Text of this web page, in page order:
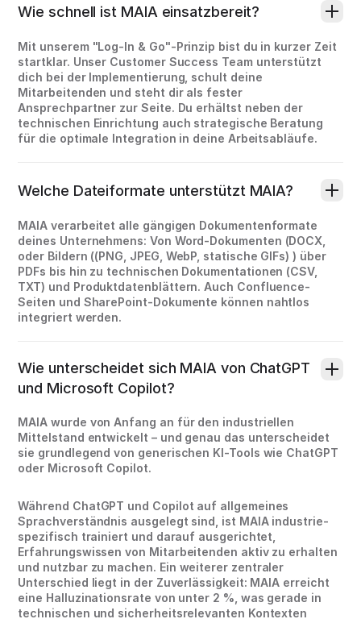
Wie schnell ist MAIA einsatzbereit?
Mit unserem "Log-In & Go"-Prinzip bist du in kurzer Zeit
startklar. Unser Customer Success Team unterstützt
dich bei der Implementierung, schult deine
Mitarbeitenden und steht dir als fester
Ansprechpartner zur Seite. Du erhältst neben der
technischen Einrichtung auch strategische Beratung
für die optimale Integration in deine Arbeitsabläufe.
Welche Dateiformate unterstützt MAIA?
MAIA verarbeitet alle gängigen Dokumentenformate
deines Unternehmens: Von Word-Dokumenten (DOCX,
oder Bildern ((PNG, JPEG, WebP, statische GIFs) ) über
PDFs bis hin zu technischen Dokumentationen (CSV,
TXT) und Produktdatenblättern. Auch Confluence-
Seiten und SharePoint-Dokumente können nahtlos
integriert werden.
Wie unterscheidet sich MAIA von ChatGPT
und Microsoft Copilot?
MAIA wurde von Anfang an für den industriellen
Mittelstand entwickelt – und genau das unterscheidet
sie grundlegend von generischen KI-Tools wie ChatGPT
oder Microsoft Copilot.
Während ChatGPT und Copilot auf allgemeines
Sprachverständnis ausgelegt sind, ist MAIA industrie-
spezifisch trainiert und darauf ausgerichtet,
Erfahrungswissen von Mitarbeitenden aktiv zu erhalten
und nutzbar zu machen. Ein weiterer zentraler
Unterschied liegt in der Zuverlässigkeit: MAIA erreicht
eine Halluzinationsrate von unter 2 %, was gerade in
technischen und sicherheitsrelevanten Kontexten